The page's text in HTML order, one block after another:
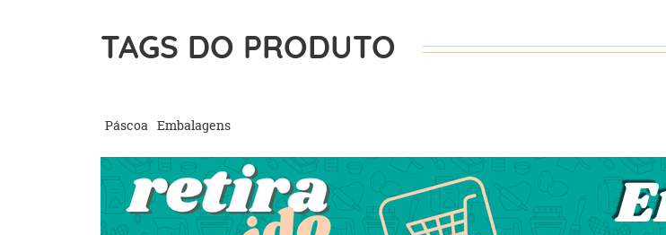
TAGS DO PRODUTO
Páscoa Embalagens